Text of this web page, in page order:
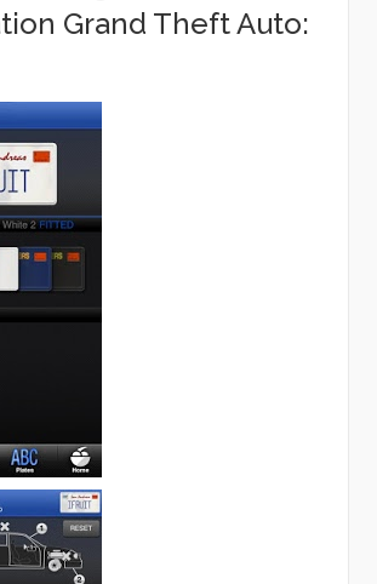
Grand Theft Auto: